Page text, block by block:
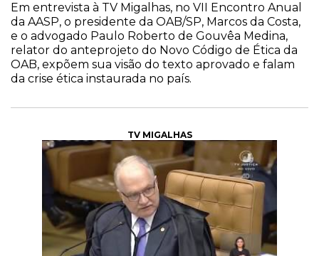
Em entrevista à TV Migalhas, no VII Encontro Anual
da AASP, o presidente da OAB/SP, Marcos da Costa,
e o advogado Paulo Roberto de Gouvêa Medina,
relator do anteprojeto do Novo Código de Ética da
OAB, expõem sua visão do texto aprovado e falam
da crise ética instaurada no país.
TV MIGALHAS